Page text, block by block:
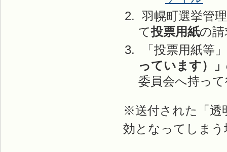
羽幌町選挙管
て投票用紙の
「投票用紙等
っています）」
委員会へ持っ
※送付された「透
効となってしま